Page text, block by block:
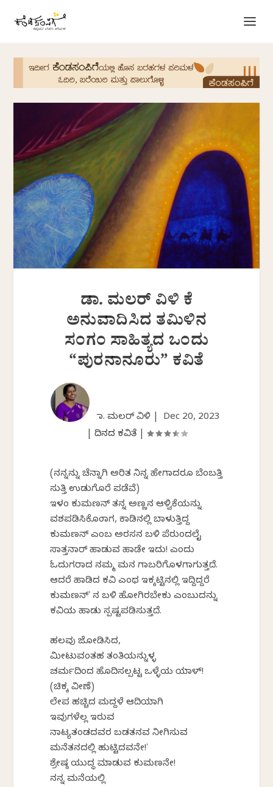
ಡಾ. ಮಲರ್‌ ವಿಳಿ ಕೆ
ಅನುವಾದಿಸಿದ ತಮಿಳಿನ
ಸಂಗಂ ಸಾಹಿತ್ಯದ ಒಂದು
“ಪುರನಾನೂರು” ಕವಿತೆ
ಡಾ. ಮಲರ್ ವಿಳಿ | Dec 20, 2023
ದಿನದ ಕವಿತೆ|
(ನನ್ನನ್ನು ಚೆನ್ನಾಗಿ ಅರಿತ ನಿನ್ನ ಹೇಗಾದರೂ ಬೆಂಬತ್ತಿ
ಸುತ್ತಿ ಉಡುಗೊರೆ ಪಡೆವೆ)
ಇಳಂ ಕುಮಣನ್‌ ತನ್ನ ಅಣ್ಣನ ಆಳ್ವಿಕೆಯನ್ನು
ವಶಪಡಿಸಿಕೊಂಡಾಗ, ಕಾಡಿನಲ್ಲಿ ಬಾಳುತ್ತಿದ್ದ
ಕುಮಣನ್‌ ಎಂಬ ಅರಸನ ಬಳಿ ಪೆರುಂದಲೈ
ಸಾತ್ತನಾರ್‌ ಹಾಡುವ ಹಾಡೇ ಇದು! ಎಂದು
ಓದುಗರಾದ ನಮ್ಮ ಮನ ಗಾಬರಿಗೊಳಗಾಗುತ್ತದೆ.
ಆದರೆ ಹಾಡಿದ ಕವಿ ಎಂಥ ಇಕ್ಕಟ್ಟಿನಲ್ಲಿ ಇದ್ದಿದ್ದರೆ
ಕುಮಣನ್‌ʼ ನ ಬಳಿ ಹೋಗಿರಬೇಕು ಎಂಬುದನ್ನು
ಕವಿಯ ಹಾಡು ಸ್ಪಷ್ಟಪಡಿಸುತ್ತದೆ.
ಹಲವು ಜೋಡಿಸಿದ,
ಮೀಟುವಂತಹ ತಂತಿಯನ್ನುಳ್ಳ
ಚರ್ಮದಿಂದ ಹೊದಿಸಲ್ಪಟ್ಟ ಒಳ್ಳೆಯ ಯಾಳ್!
(ಚಿಕ್ಕ ವೀಣೆ)
ಲೇಪ ಹಚ್ಚಿದ ಮದ್ದಳೆ ಆದಿಯಾಗಿ
ಇವುಗಳೆಲ್ಲ ಇರುವ
ನಾಟ್ಯತಂಡದವರ ಬಡತನವ ನೀಗಿಸುವ
ಮನೆತನದಲ್ಲಿ ಹುಟ್ಟಿದವನೇ!ʼ
ಶ್ರೇಷ್ಠ ಯುದ್ಧ ಮಾಡುವ ಕುಮಣನೇ!
ನನ್ನ ಮನೆಯಲ್ಲಿ